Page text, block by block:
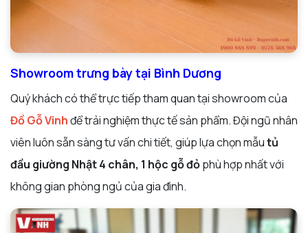
Showroom trưng bày tại Bình Dương
Quý khách có thể trực tiếp tham quan tại showroom của
Đồ Gỗ Vinhđể trải nghiệm thực tế sản phẩm. Đội ngũ nhân
viên luôn sẵn sàng tư vấn chi tiết, giúp lựa chọn mẫutủ
đầu giường Nhật 4 chân, 1 hộc gỗ đỏphù hợp nhất với
không gian phòng ngủ của gia đình.